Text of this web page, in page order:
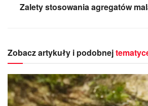
Zalety stosowania agregatów
Zobacz artykuły i podobnej